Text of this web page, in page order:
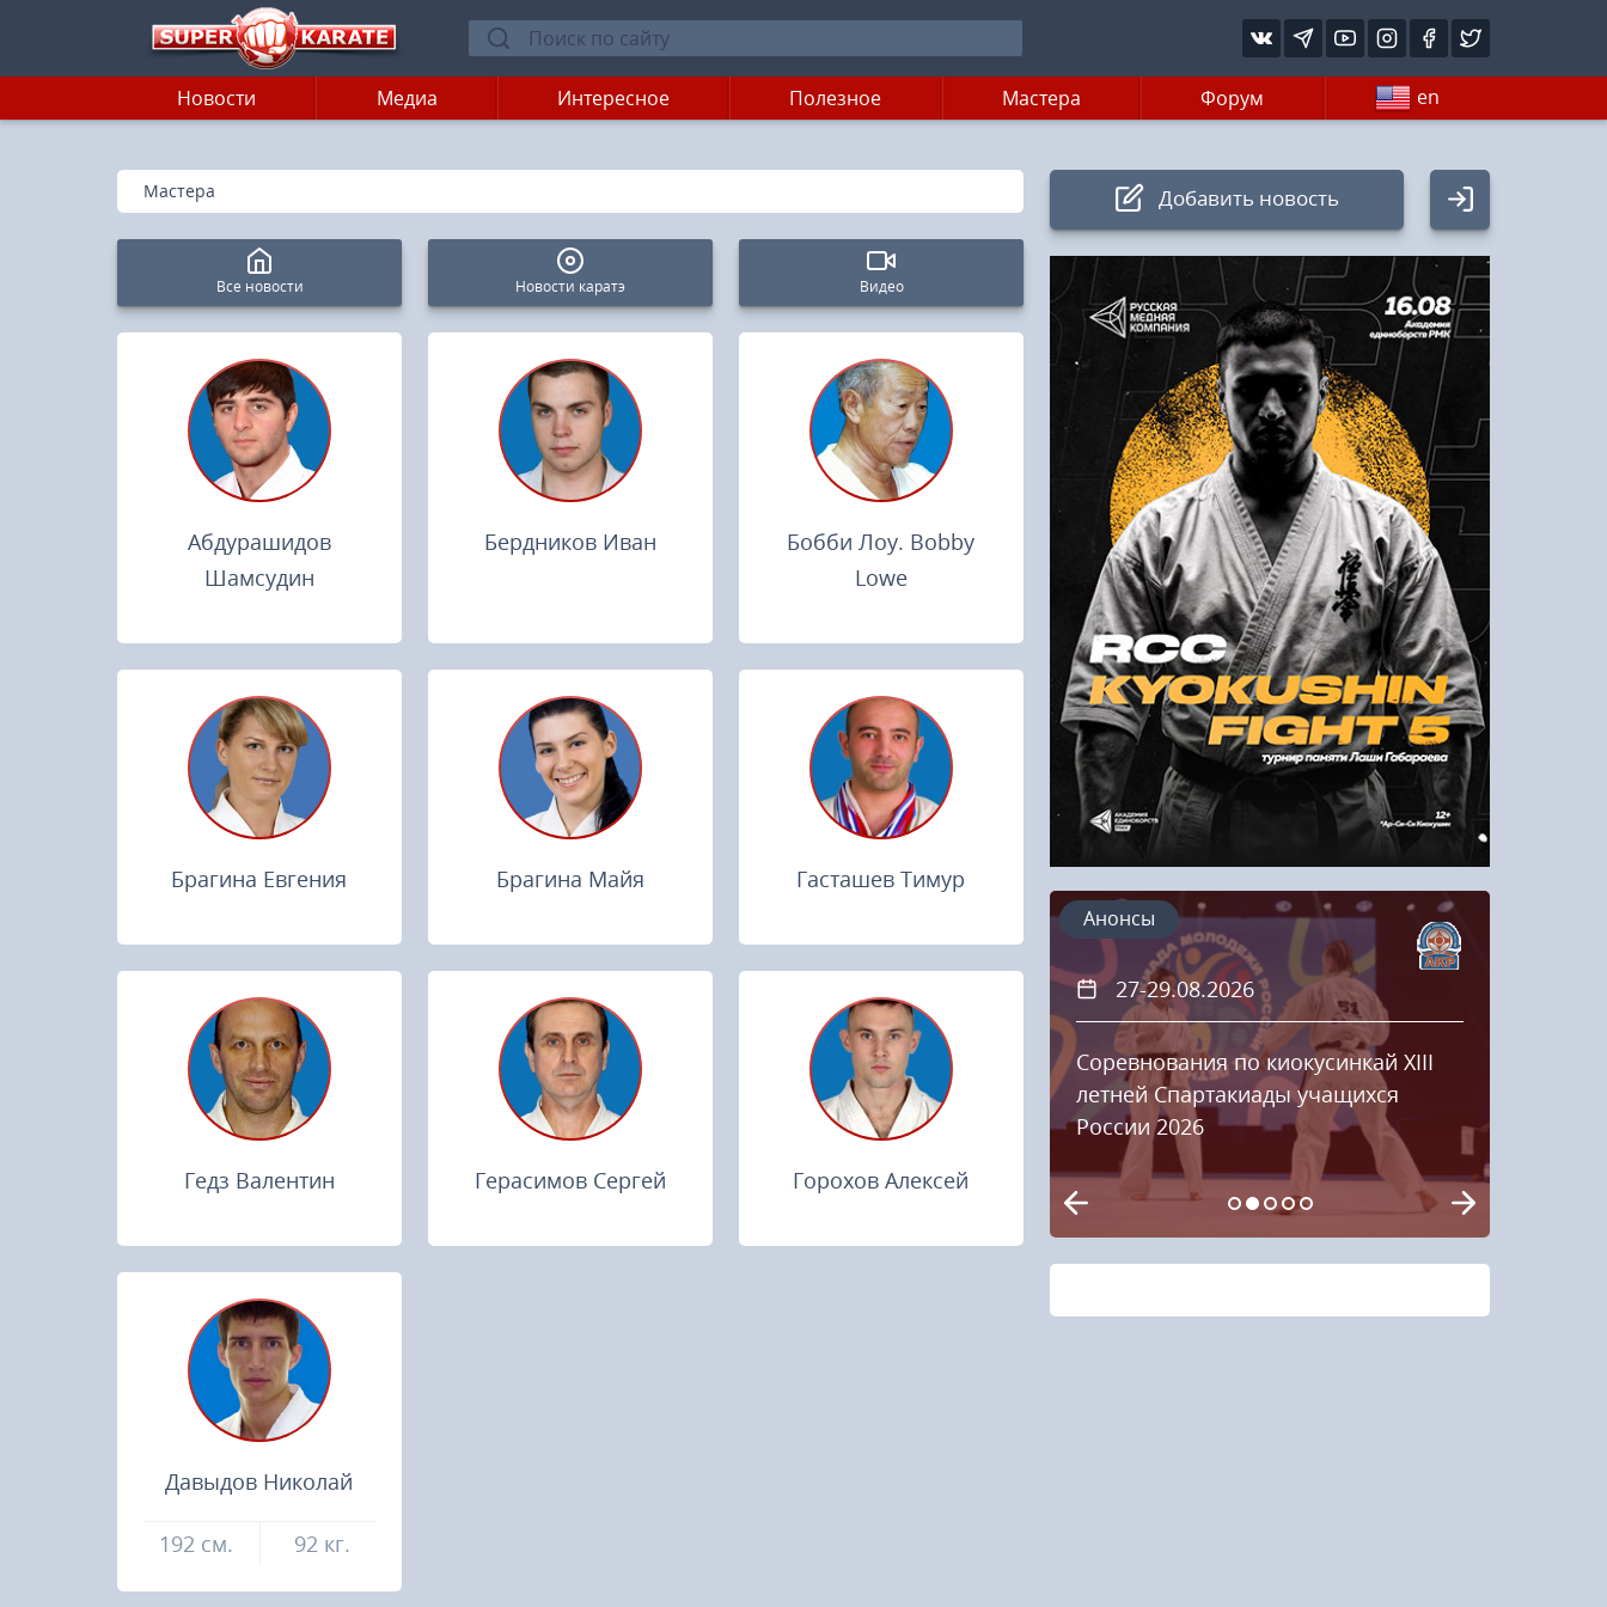
Новости Медиа Интересное Полезное Мастера Форум en
Главная
»
Мастера
Все новости Новости каратэ Видео
Абдурашидов
Шамсудин
Бердников Иван
Бобби Лоу. Bobby
Lowe
Брагина Евгения Брагина Майя Гасташев Тимур
Гедз Валентин Герасимов Сергей Горохов Алексей
Давыдов Николай
192 см. 92 кг.
Добавить новость
Авторизация
Логин:
Пароль
Войти
Напомнить пароль
Регистрация
Spanish Autumn Camp 2026 RCC Kyokushin Fight 5
27-29.08.2026
Соревнования по киокусинкай XIII
летней Спартакиады учащихся
России 2026
Анонсы